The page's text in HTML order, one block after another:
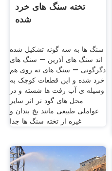
تخته سنگ های خرد
شده
سنگ ها به سه گونه تشکیل شده
اند سنگ های آذرین – سنگ های
دگرگونی – سنگ های ته روی هم
خرد شده و این قطعات کوچک به
وسیله ی آب رفت ها شسته و در
محل های گود تر اثر سایر
عواملی طبیعی مانند یخ بندان و
غیره از تخته سنگ ها جدا